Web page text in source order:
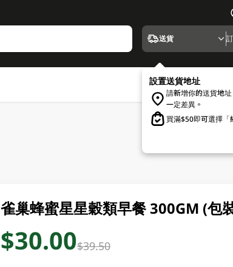
送貨
設置送貨地址
請新增你的送貨地
一定差異。
買滿$50即可選擇「
雀巢蜂蜜星星穀類早餐 300GM (包
$30.00$39.50